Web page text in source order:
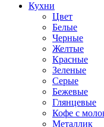
Кухни
Цвет
Белые
Черные
Желтые
Красные
Зеленые
Серые
Бежевые
Глянцевые
Кофе с
Металлик